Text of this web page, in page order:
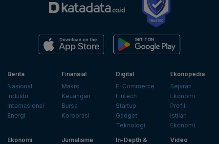
Berita
Nasional
Industri
Internasional
Energi
Finansial
Makro
Keuangan
Bursa
Korporasi
Digital
E-Commerce
Fintech
Startup
Gadget
Teknologi
Ekonopedia
Sejarah
Ekonomi
Profil
Istilah
Ekonomi
Ekonomi
Jurnalisme
In-Depth &
Video